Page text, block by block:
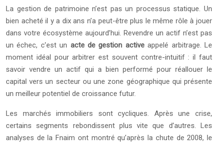
La gestion de patrimoine n’est pas un processus statique. Un
bien acheté il y a dix ans n’a peut-être plus le même rôle à jouer
dans votre écosystème aujourd’hui. Revendre un actif n’est pas
un échec, c’est un acte de gestion activeappelé arbitrage. Le
moment idéal pour arbitrer est souvent contre-intuitif : il faut
savoir vendre un actif qui a bien performé pour réallouer le
capital vers un secteur ou une zone géographique qui présente
un meilleur potentiel de croissance futur.
Les marchés immobiliers sont cycliques. Après une crise,
certains segments rebondissent plus vite que d’autres. Les
analyses de la Fnaim ont montré qu’après la chute de 2008, le